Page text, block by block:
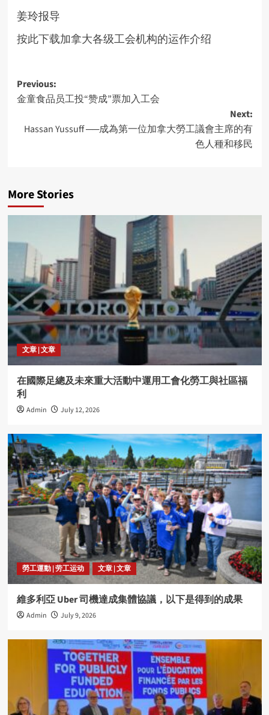
姜玲报导
按此下载加拿大各级工会机构的运作介绍
Post
navigation
Previous:
金童食品员工投“赞成”票加入工会
Next:
Hassan Yussuff ──成為第一位加拿大勞工議會主席的有
色人種和移民
More Stories
文章 | 文章
在國際足總及未來重大活動中運用工會化勞工與社區福
利
Admin July 12, 2026
勞工運動 | 劳工运动 文章 | 文章
維多利亞 Uber 司機達成集體協議，以下是得到的成果
Admin July 9, 2026